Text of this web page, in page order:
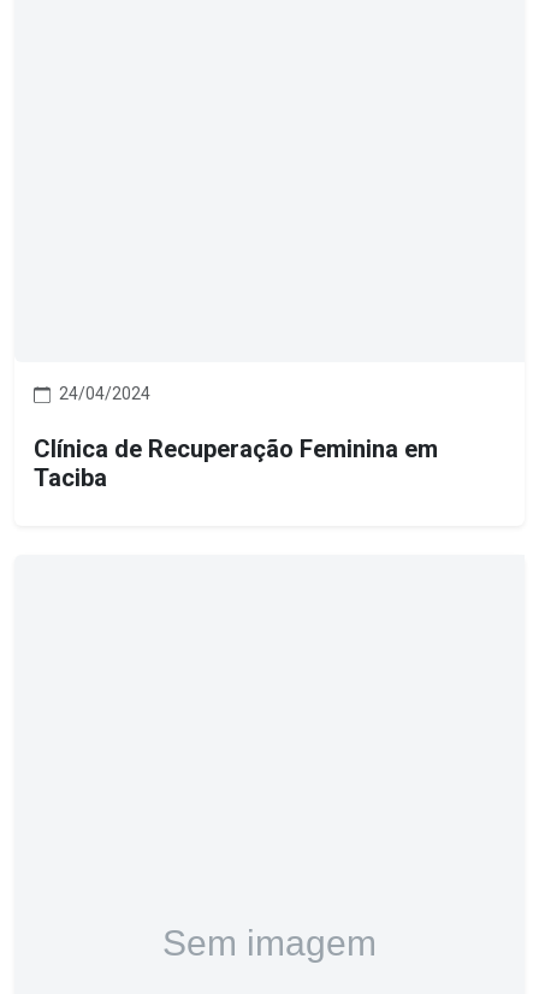
24/04/2024
Clínica de Recuperação Feminina em
Taciba